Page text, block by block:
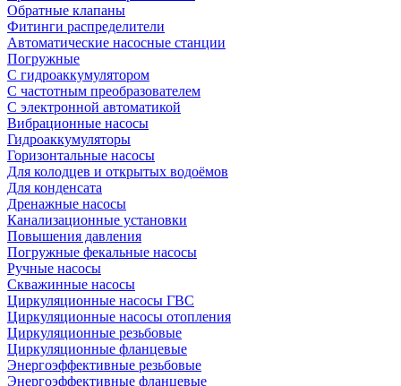
Обратные клапаны
Фитинги распределители
Автоматические насосные станции
Погружные
С гидроаккумулятором
С частотным преобразователем
С электронной автоматикой
Вибрационные насосы
Гидроаккумуляторы
Горизонтальные насосы
Для колодцев и открытых водоёмов
Для конденсата
Дренажные насосы
Канализационные установки
Повышения давления
Погружные фекальные насосы
Ручные насосы
Скважинные насосы
Циркуляционные насосы ГВС
Циркуляционные насосы отопления
Циркуляционные резьбовые
Циркуляционные фланцевые
Энергоэффективные резьбовые
Энергоэффективные фланцевые